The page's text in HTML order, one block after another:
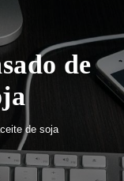
de
de soja